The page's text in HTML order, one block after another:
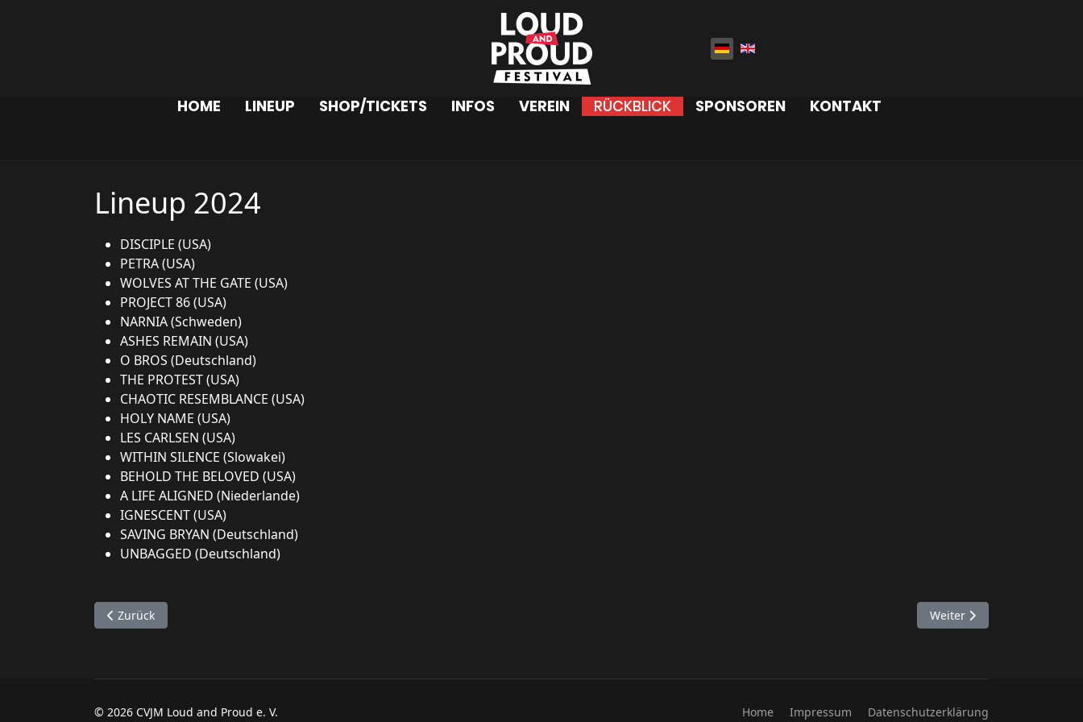
Sprache auswählen
HOME LINEUP SHOP/TICKETS INFOS VEREIN RÜCKBLICK SPONSOREN KONTAKT
Lineup 2024
DISCIPLE (USA)
PETRA (USA)
WOLVES AT THE GATE (USA)
PROJECT 86 (USA)
NARNIA (Schweden)
ASHES REMAIN (USA)
O BROS (Deutschland)
THE PROTEST (USA)
CHAOTIC RESEMBLANCE (USA)
HOLY NAME (USA)
LES CARLSEN (USA)
WITHIN SILENCE (Slowakei)
BEHOLD THE BELOVED (USA)
A LIFE ALIGNED (Niederlande)
IGNESCENT (USA)
SAVING BRYAN (Deutschland)
UNBAGGED (Deutschland)
Vorheriger Beitrag: Lineup 2025
Zurück Nächster Beitrag: Lineup
Weiter
© 2026 CVJM Loud and Proud e. V. Home Impressum Datenschutzerklärung